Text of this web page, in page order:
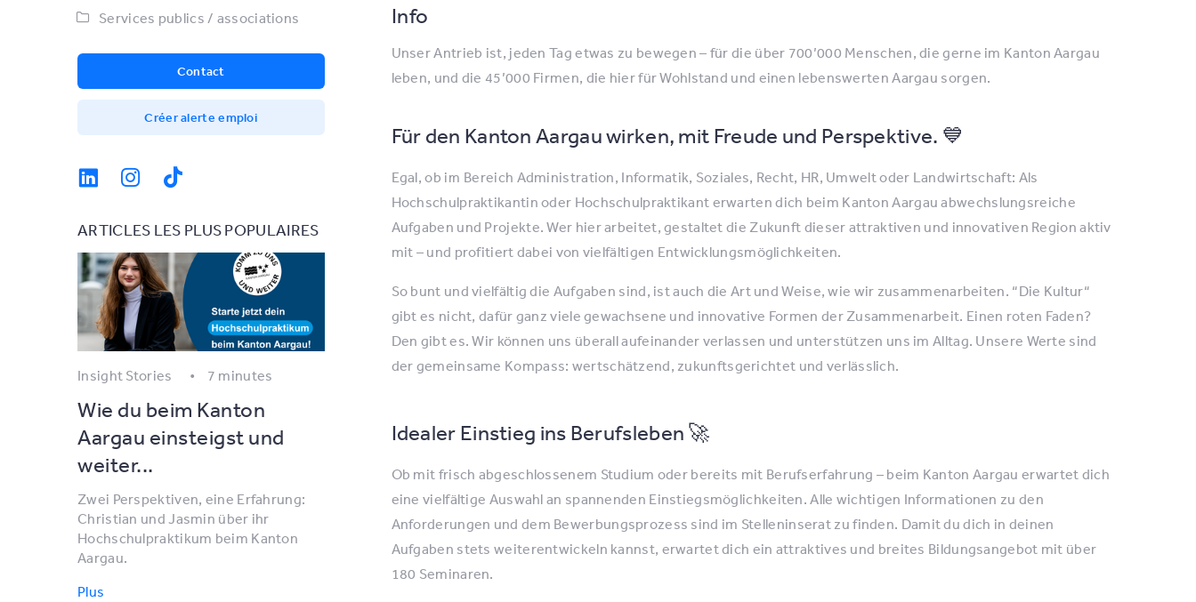
Services publics / associations
Contact
Créer alerte emploi
ARTICLES LES PLUS POPULAIRES
Insight Stories 7 minutes
Wie du beim Kanton
Aargau einsteigst und
weiter...
Zwei Perspektiven, eine Erfahrung:
Christian und Jasmin über ihr
Hochschulpraktikum beim Kanton
Aargau.
Plus
Info
Unser Antrieb ist, jeden Tag etwas zu bewegen – für die über 700’000 Menschen, die gerne im Kanton Aargau
leben, und die 45’000 Firmen, die hier für Wohlstand und einen lebenswerten Aargau sorgen.
Für den Kanton Aargau wirken, mit Freude und Perspektive. 💙
Egal, ob im Bereich Administration, Informatik, Soziales, Recht, HR, Umwelt oder Landwirtschaft: Als
Hochschulpraktikantin oder Hochschulpraktikant erwarten dich beim Kanton Aargau abwechslungsreiche
Aufgaben und Projekte. Wer hier arbeitet, gestaltet die Zukunft dieser attraktiven und innovativen Region aktiv
mit – und profitiert dabei von vielfältigen Entwicklungsmöglichkeiten.
So bunt und vielfältig die Aufgaben sind, ist auch die Art und Weise, wie wir zusammenarbeiten. “Die Kultur“
gibt es nicht, dafür ganz viele gewachsene und innovative Formen der Zusammenarbeit. Einen roten Faden?
Den gibt es. Wir können uns überall aufeinander verlassen und unterstützen uns im Alltag. Unsere Werte sind
der gemeinsame Kompass: wertschätzend, zukunftsgerichtet und verlässlich.
Idealer Einstieg ins Berufsleben 🚀
Ob mit frisch abgeschlossenem Studium oder bereits mit Berufserfahrung – beim Kanton Aargau erwartet dich
eine vielfältige Auswahl an spannenden Einstiegsmöglichkeiten. Alle wichtigen Informationen zu den
Anforderungen und dem Bewerbungsprozess sind im Stelleninserat zu finden. Damit du dich in deinen
Aufgaben stets weiterentwickeln kannst, erwartet dich ein attraktives und breites Bildungsangebot mit über
180 Seminaren.